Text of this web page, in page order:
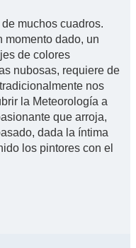
muchos cuadros.
momento dado, un
de colores
nubosas, requiere de
nos
la Meteorología a
que arroja,
dada la íntima
los pintores con el